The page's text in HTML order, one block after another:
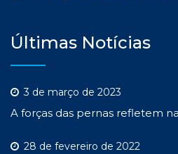
Últimas Notícias
3 de março de 2023
A forças das pernas refletem
28 de fevereiro de 2022